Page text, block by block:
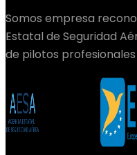
Somos empresa
Estatal de Seguridad
de pilotos